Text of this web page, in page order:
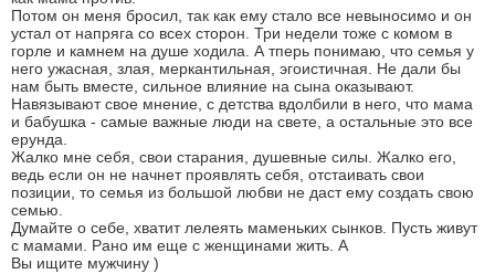
Потом он меня бросил, так как ему стало все невыносимо и он
устал от напряга со всех сторон. Три недели тоже с комом в
горле и камнем на душе ходила. А тперь понимаю, что семья у
него ужасная, злая, меркантильная, эгоистичная. Не дали бы
нам быть вместе, сильное влияние на сына оказывают.
Навязывают свое мнение, с детства вдолбили в него, что мама
и бабушка - самые важные люди на свете, а остальные это все
ерунда.
Жалко мне себя, свои старания, душевные силы. Жалко его,
ведь если он не начнет проявлять себя, отстаивать свои
позиции, то семья из большой любви не даст ему создать свою
семью.
Думайте о себе, хватит лелеять маменьких сынков. Пусть живут
с мамами. Рано им еще с женщинами жить. А
Вы ищите мужчину )